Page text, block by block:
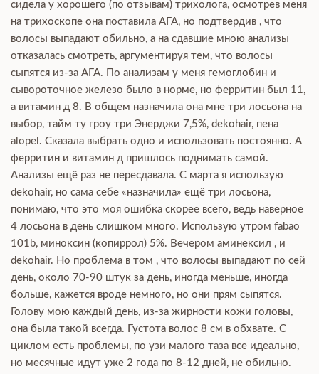
сидела у хорошего (по отзывам) трихолога, осмотрев меня
на трихоскопе она поставила АГА, но подтвердив , что
волосы выпадают обильно, а на сдавшие мною анализы
отказалась смотреть, аргументируя тем, что волосы
сыпятся из-за АГА. По анализам у меня гемоглобин и
сывороточное железо было в норме, но ферритин был 11,
а витамин д 8. В общем назначила она мне три лосьона на
выбор, тайм ту гроу три Энерджи 7,5%, dekohair, пена
alopel. Сказала выбрать одно и использовать постоянно. А
ферритин и витамин д пришлось поднимать самой.
Анализы ещё раз не пересдавала. С марта я использую
dekohair, но сама себе «назначила» ещё три лосьона,
понимаю, что это моя ошибка скорее всего, ведь наверное
4 лосьона в день слишком много. Использую утром fabao
101b, миноксин (копиррол) 5%. Вечером аминексил , и
dekohair. Но проблема в том , что волосы выпадают по сей
день, около 70-90 штук за день, иногда меньше, иногда
больше, кажется вроде немного, но они прям сыпятся.
Голову мою каждый день, из-за жирности кожи головы,
она была такой всегда. Густота волос 8 см в обхвате. С
циклом есть проблемы, по узи малого таза все идеально,
но месячные идут уже 2 года по 8-12 дней, не обильно.